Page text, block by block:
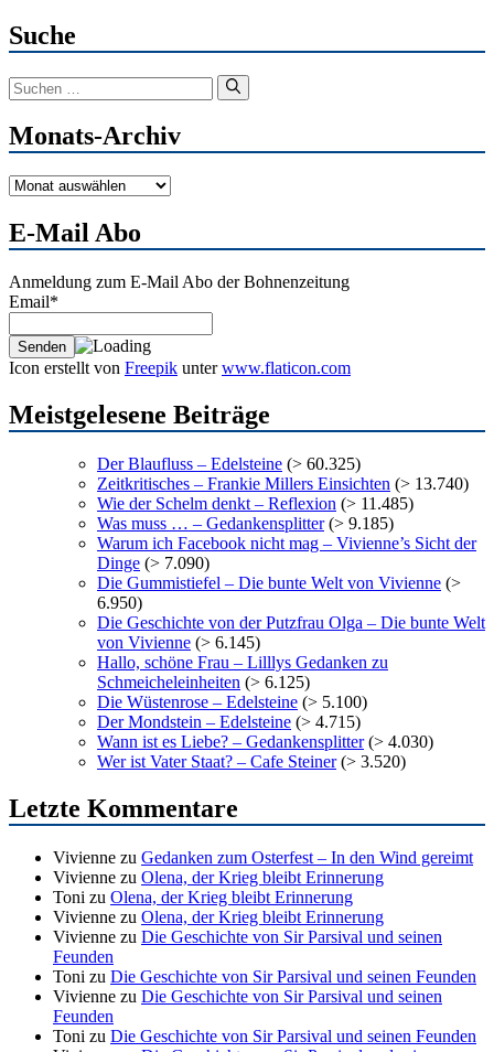
Suche
Suchen
nach:
Monats-Archiv
Monats-
E-Mail Abo
Anmeldung zum E-Mail Abo der Bohnenzeitung
Email*
Icon erstellt von Freepik unterwww.flaticon.com
Meistgelesene Beiträge
Der Blaufluss – Edelsteine (> 60.325)
Zeitkritisches – Frankie Millers Einsichten (> 13.740)
Wie der Schelm denkt – Reflexion (> 11.485)
Was muss … – Gedankensplitter(> 9.185)
Warum ich Facebook nicht mag – Vivienne’s Sicht der
Dinge (> 7.090)
Die Gummistiefel – Die bunte Welt von Vivienne (>
6.950)
Die Geschichte von der Putzfrau Olga – Die bunte Welt
von Vivienne (> 6.145)
Hallo, schöne Frau – Lilllys Gedanken zu
Schmeicheleinheiten (> 6.125)
Die Wüstenrose – Edelsteine (> 5.100)
Der Mondstein – Edelsteine (> 4.715)
Wann ist es Liebe? – Gedankensplitter(> 4.030)
Wer ist Vater Staat? – Cafe Steiner(> 3.520)
Letzte Kommentare
Vivienne zu Gedanken zum Osterfest – In den Wind gereimt
Vivienne zu Olena, der Krieg bleibt Erinnerung
Toni zu Olena, der Krieg bleibt Erinnerung
Vivienne zu Olena, der Krieg bleibt Erinnerung
Vivienne zu Die Geschichte von Sir Parsival und seinen
Feunden
Toni zu Die Geschichte von Sir Parsival und seinen Feunden
Vivienne zu Die Geschichte von Sir Parsival und seinen
Feunden
Toni zu Die Geschichte von Sir Parsival und seinen Feunden